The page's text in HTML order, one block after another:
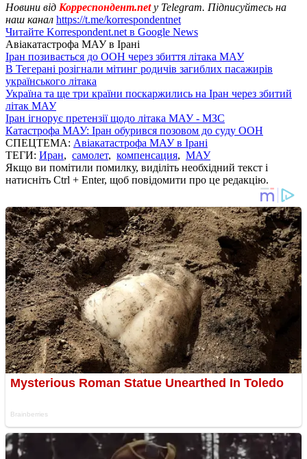
Новини від Корреспондент.net у Telegram. Підписуйтесь на
наш канал https://t.me/korrespondentnet
Читайте Korrespondent.net в Google News
Авіакатастрофа МАУ в Ірані
Іран позивається до ООН через збиття літака МАУ
В Тегерані розігнали мітинг родичів загиблих пасажирів
українського літака
Україна та ще три країни поскаржились на Іран через збитий
літак МАУ
Іран ігнорує претензії щодо літака МАУ - МЗС
Катастрофа МАУ: Іран обурився позовом до суду ООН
СПЕЦТЕМА: Авіакатастрофа МАУ в Ірані
ТЕГИ: Иран, самолет, компенсация, МАУ
Якщо ви помітили помилку, виділіть необхідний текст і
натисніть Ctrl + Enter, щоб повідомити про це редакцію.